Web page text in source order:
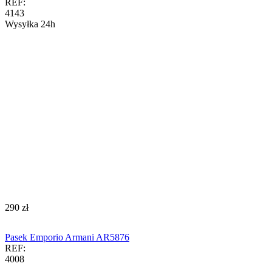
REF:
4143
Wysyłka 24h
‍290‍ zł
Pasek Emporio Armani AR5876
REF:
4008